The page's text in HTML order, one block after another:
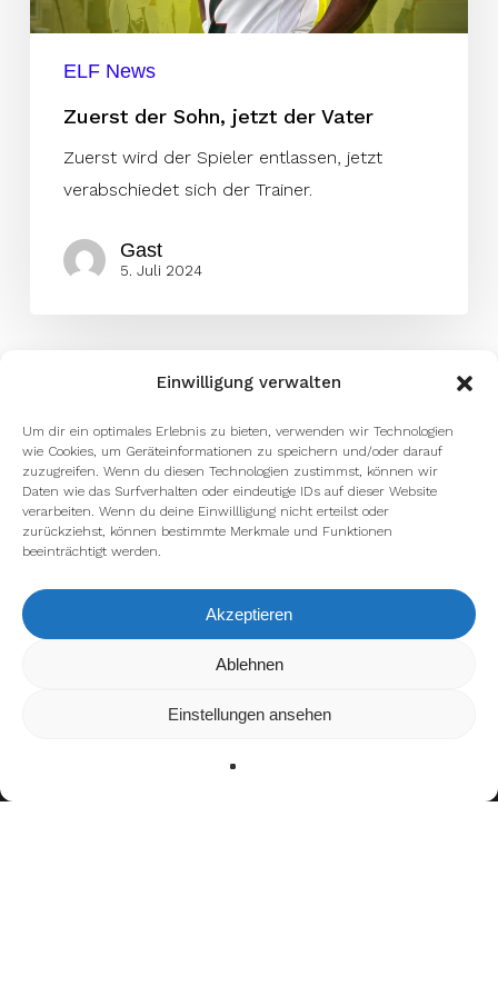
Einwilligung verwalten
Um dir ein optimales Erlebnis zu bieten, verwenden wir Technologien
wie Cookies, um Geräteinformationen zu speichern und/oder darauf
zuzugreifen. Wenn du diesen Technologien zustimmst, können wir
Daten wie das Surfverhalten oder eindeutige IDs auf dieser Website
verarbeiten. Wenn du deine Einwillligung nicht erteilst oder
zurückziehst, können bestimmte Merkmale und Funktionen
beeinträchtigt werden.
Akzeptieren
Ablehnen
Einstellungen ansehen
ELF News
Zuerst der Sohn, jetzt der Vater
Zuerst wird der Spieler entlassen, jetzt
verabschiedet sich der Trainer.
Gast
5. Juli 2024
Wir verwenden Cookies, um dir die bestmögliche Erfahrung auf
kannst du erfahren, welche Cookies wir
verwenden oder sie ausschalten.